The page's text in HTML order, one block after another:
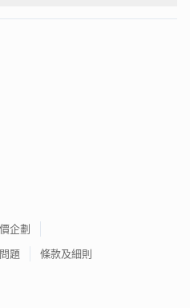
企劃
題 條款及細則